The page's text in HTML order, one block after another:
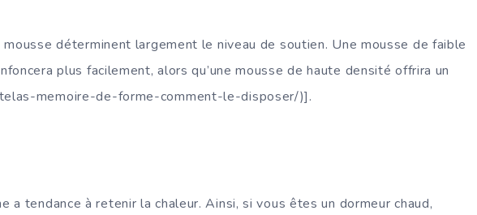
déterminent largement le niveau de soutien. Une mousse de faible
plus facilement, alors qu’une mousse de haute densité offrira un
memoire-de-forme-comment-le-disposer/)].
a tendance à retenir la chaleur. Ainsi, si vous êtes un dormeur chaud,